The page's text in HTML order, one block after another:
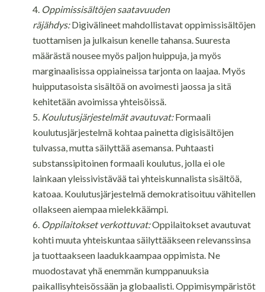
Oppimissisältöjen saatavuuden
räjähdys:Digivälineet mahdollistavat oppimissisältöjen
tuottamisen ja julkaisun kenelle tahansa. Suuresta
määrästä nousee myös paljon huippuja, ja myös
marginaalisissa oppiaineissa tarjonta on laajaa. Myös
huipputasoista sisältöä on avoimesti jaossa ja sitä
kehitetään avoimissa yhteisöissä.
Koulutusjärjestelmät avautuvat:Formaali
koulutusjärjestelmä kohtaa painetta digisisältöjen
tulvassa, mutta säilyttää asemansa. Puhtaasti
substanssipitoinen formaali koulutus, jolla ei ole
lainkaan yleissivistävää tai yhteiskunnalista sisältöä,
katoaa. Koulutusjärjestelmä demokratisoituu vähitellen
ollakseen aiempaa mielekkäämpi.
Oppilaitokset verkottuvat:Oppilaitokset avautuvat
kohti muuta yhteiskuntaa säilyttääkseen relevanssinsa
ja tuottaakseen laadukkaampaa oppimista. Ne
muodostavat yhä enemmän kumppanuuksia
paikallisyhteisössään ja globaalisti. Oppimisympäristöt